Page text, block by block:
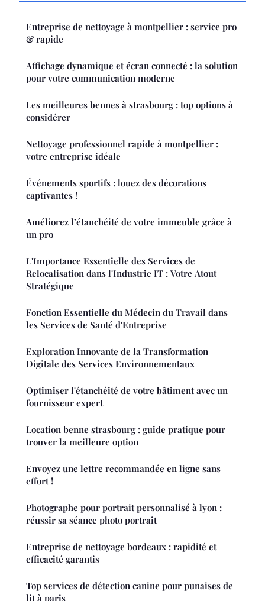
Entreprise de nettoyage à montpellier : service pro
& rapide
Affichage dynamique et écran connecté : la solution
pour votre communication moderne
Les meilleures bennes à strasbourg : top options à
considérer
Nettoyage professionnel rapide à montpellier :
votre entreprise idéale
Événements sportifs : louez des décorations
captivantes !
Améliorez l’étanchéité de votre immeuble grâce à
un pro
L'Importance Essentielle des Services de
Relocalisation dans l'Industrie IT : Votre Atout
Stratégique
Fonction Essentielle du Médecin du Travail dans
les Services de Santé d'Entreprise
Exploration Innovante de la Transformation
Digitale des Services Environnementaux
Optimiser l'étanchéité de votre bâtiment avec un
fournisseur expert
Location benne strasbourg : guide pratique pour
trouver la meilleure option
Envoyez une lettre recommandée en ligne sans
effort !
Photographe pour portrait personnalisé à lyon :
réussir sa séance photo portrait
Entreprise de nettoyage bordeaux : rapidité et
efficacité garantis
Top services de détection canine pour punaises de
lit à paris